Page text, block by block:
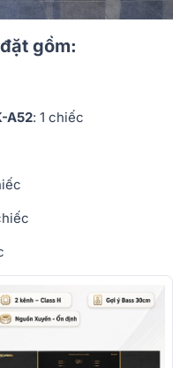
gồm:
A52: 1 chiếc